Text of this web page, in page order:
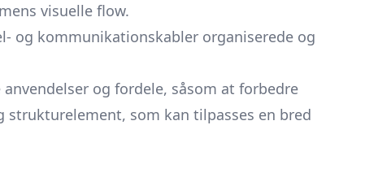
visuelle flow.
og kommunikationskabler organiserede og
og fordele, såsom at forbedre
som kan tilpasses en bred